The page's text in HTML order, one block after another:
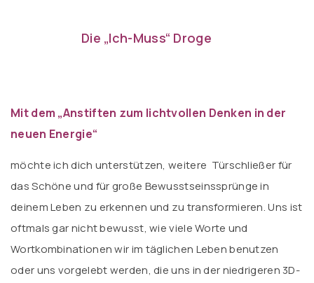
Die „Ich-Muss“ Droge
Mit dem „Anstiften zum lichtvollen Denken in der
neuen Energie“
möchte ich dich unterstützen, weitere Türschließer für
das Schöne und für große Bewusstseinssprünge in
deinem Leben zu erkennen und zu transformieren. Uns ist
oftmals gar nicht bewusst, wie viele Worte und
Wortkombinationen wir im täglichen Leben benutzen
oder uns vorgelebt werden, die uns in der niedrigeren 3D-